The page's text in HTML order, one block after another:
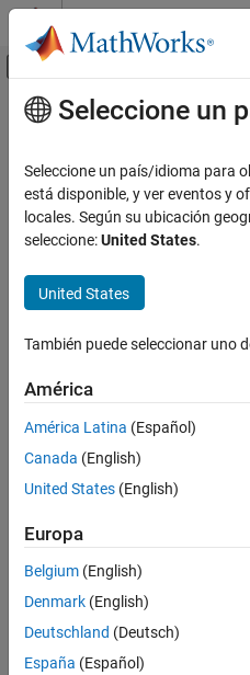
Saltar al contenido
Mostrar/ocultar
Inicio de Documentación
Simscape Multibody
Simulation and Analysis
ON THIS PAGE
Description
Input Arguments
Version History
See Also
Contenido principal
Drop all target variables from
collapse all in page
clearTargetVariables(ks)
KinematicsSolver
target variables are any
a different kinematic problem
collapse all
ks—Kinematics
KinematicsSolver
Seleccione un
Seleccione un país/idioma para
está disponible, y ver eventos y
locales. Según su ubicación
seleccione:United States.
United States
También puede seleccionar uno
América
América Latina (Español)
Canada (English)
United States (English)
Europa
Belgium (English)
Denmark (English)
Deutschland (Deutsch)
España (Español)